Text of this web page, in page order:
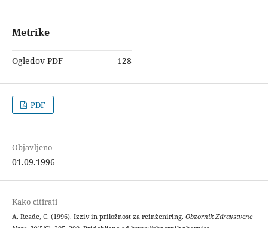
Metrike
Ogledov PDF 128
PDF
Objavljeno
01.09.1996
Kako citirati
A. Reade, C. (1996). Izziv in priložnost za reinženiring. Obzornik Zdravstvene